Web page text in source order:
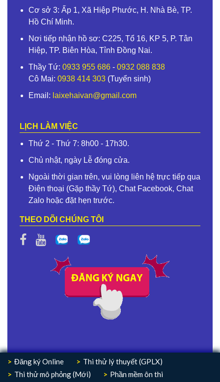
Cơ sở 3: Ấp 1, Xã Hiệp Phước, H. Nhà Bè, TP.
Hồ Chí Minh.
Nơi tiếp nhận hồ sơ: C225, Tổ 16, KP 5, P. Tân
Hiệp, TP. Biên Hòa, Tỉnh Đồng Nai.
Thầy Tứ: 0933 955 686 - 0932 088 838
Cô Mai: 0938 414 303 (Tuyển sinh)
Email: laixehaivan@gmail.com
LỊCH LÀM VIỆC
Thứ 2 - Thứ 7: 8h00 - 17h30.
Chủ nhật, ngày Lễ đóng cửa.
Ngoài thời gian trên, vui lòng liên hệ trực tiếp qua
Điện thoại (Gặp thầy Tứ), Chat Facebook, Chat
Zalo hoặc đặt hẹn trước.
THEO DÕI CHÚNG TÔI
Đăng ký Online
Thi thử lý thuyết (GPLX)
Thi thử mô phỏng (Mới)
Phần mềm ôn thi